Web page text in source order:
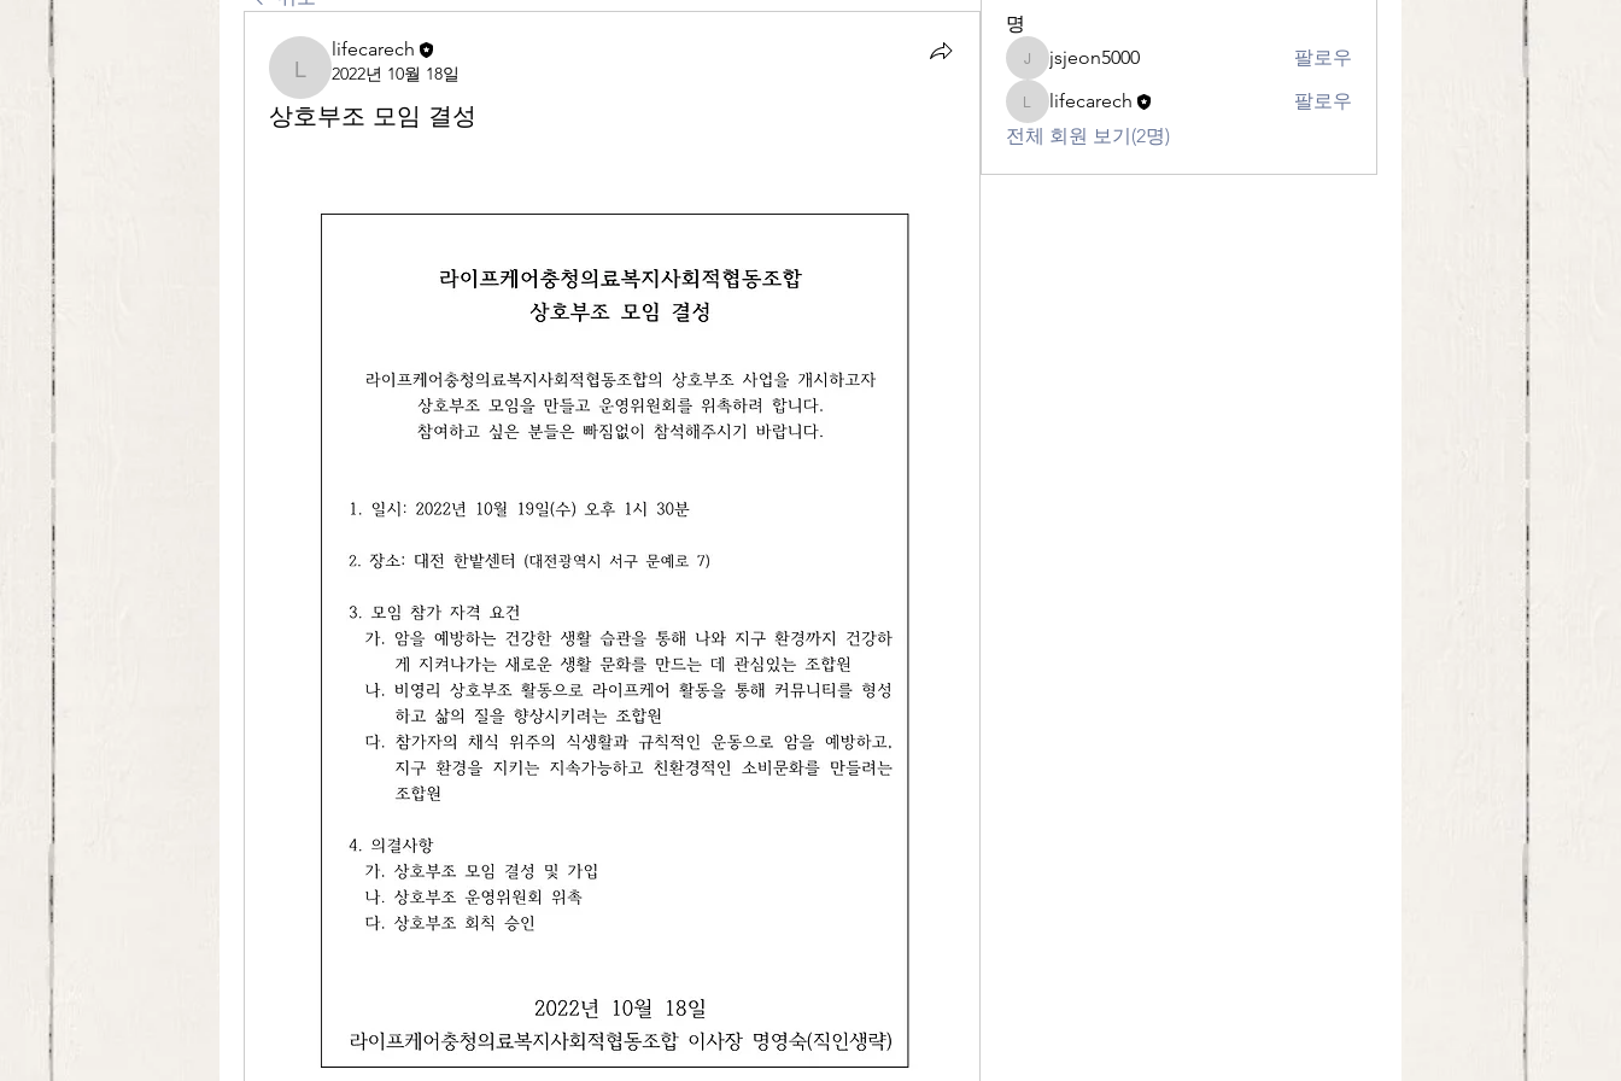
lifecarech
lifecarech
2022년 10월 18일
상호부조 모임 결성
명
jsjeon5000
jsjeon5000 팔로우
lifecarech
lifecarech
팔로우
전체 회원 보기(2명)